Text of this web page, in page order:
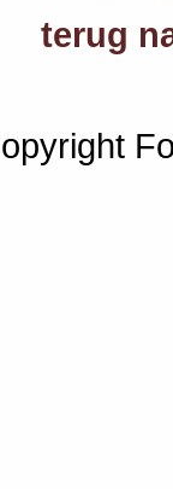
terug